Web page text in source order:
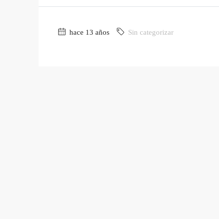
hace 13 años Sin categorizar